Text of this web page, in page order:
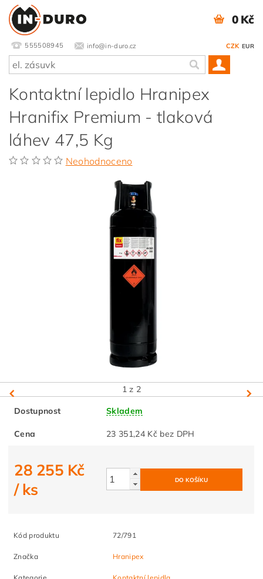
555508945 info@in-duro.cz CZK EUR
0 Kč
Kontaktní lepidlo Hranipex
Hranifix Premium - tlaková
láhev 47,5 Kg
Neohodnoceno
1 z 2
Dostupnost Skladem
Cena 23 351,24 Kč bez DPH
28 255 Kč
/ ks
Kód produktu 72/791
Značka Hranipex
Kategorie Kontaktní lepidla